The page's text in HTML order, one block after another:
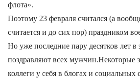
флота».
Поэтому 23 февраля считался (а
считается и до сих пор) праздником
Но уже последние пару десятков лет в
поздравляют всех мужчин.Некоторые
коллеги у себя в блогах и социальных